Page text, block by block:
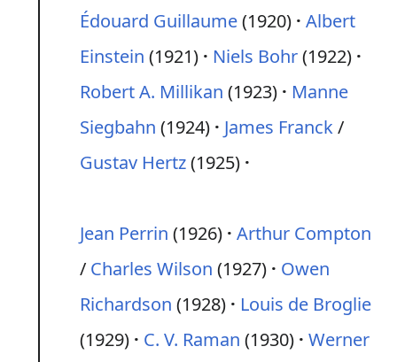
Édouard Guillaume(1920) Albert
Einstein (1921) Niels Bohr(1922)
Robert A. Millikan (1923)
Manne
Siegbahn (1924) James Franck/
Gustav Hertz(1925)
Jean Perrin (1926) Arthur Compton
/ Charles Wilson (1927)
Owen
Richardson (1928)
Louis de Broglie
(1929)
C. V. Raman (1930) Werner